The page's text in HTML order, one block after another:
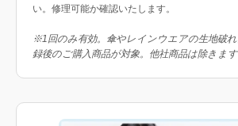
い。修理可能か確認いたします。
※1回のみ有効。傘やレインウエアの生地破れ
録後のご購入商品が対象。他社商品は除きます